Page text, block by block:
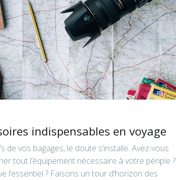
indispensables en voyage
de vos bagages, le doute s’installe. Avez-vous
tout l’équipement nécessaire à votre périple ?
l’essentiel ? Faisons un tour d’horizon des